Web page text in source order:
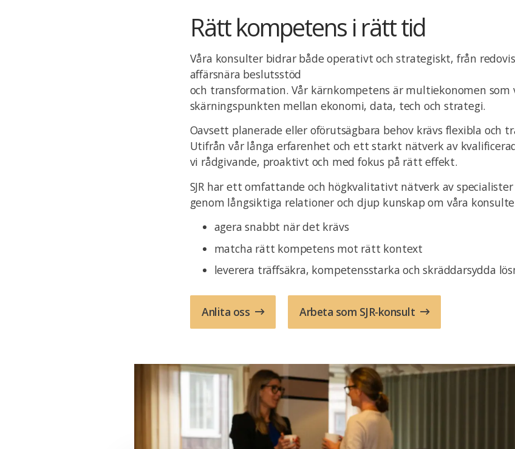
Rätt kompetens i rätt tid
Våra konsulter bidrar både operativt och strategiskt, från
affärsnära beslutsstöd
och transformation. Vår kärnkompetens är multiekonomen som
skärningspunkten mellan ekonomi, data, tech och strategi.
Oavsett planerade eller oförutsägbara behov krävs flexibla och
Utifrån vår långa erfarenhet och ett starkt nätverk av
vi rådgivande, proaktivt och med fokus på rätt effekt.
SJR har ett omfattande och högkvalitativt nätverk av
genom långsiktiga relationer och djup kunskap om våra
agera snabbt när det krävs
matcha rätt kompetens mot rätt kontext
leverera träffsäkra, kompetensstarka och skräddarsydda
Anlita oss Arbeta som SJR-konsult